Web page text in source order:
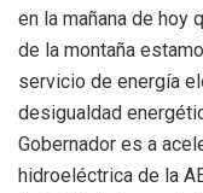
en la mañana de hoy
de la montaña
servicio de energía
desigualdad
Gobernador es a
hidroeléctrica de la